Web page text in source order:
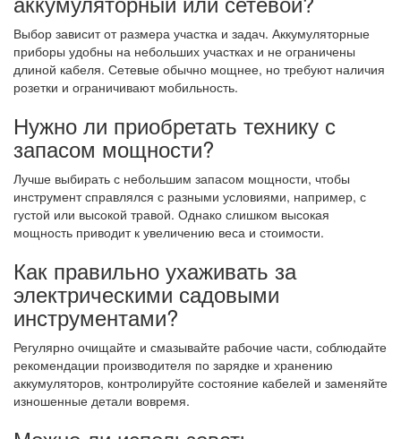
Выбор зависит от размера участка и задач. Аккумуляторные
приборы удобны на небольших участках и не ограничены
длиной кабеля. Сетевые обычно мощнее, но требуют наличия
розетки и ограничивают мобильность.
Нужно ли приобретать технику с
запасом мощности?
Лучше выбирать с небольшим запасом мощности, чтобы
инструмент справлялся с разными условиями, например, с
густой или высокой травой. Однако слишком высокая
мощность приводит к увеличению веса и стоимости.
Как правильно ухаживать за
электрическими садовыми
инструментами?
Регулярно очищайте и смазывайте рабочие части, соблюдайте
рекомендации производителя по зарядке и хранению
аккумуляторов, контролируйте состояние кабелей и заменяйте
изношенные детали вовремя.